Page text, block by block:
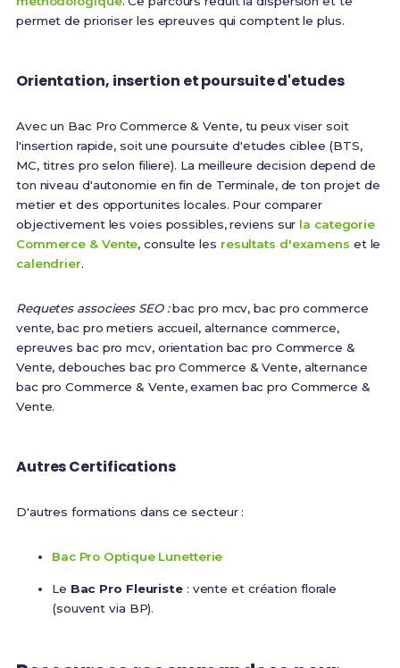
permet de prioriser les epreuves qui comptent le plus.
Orientation, insertion et poursuite d'etudes
Avec un Bac Pro Commerce & Vente, tu peux viser soit
l'insertion rapide, soit une poursuite d'etudes ciblee (BTS,
MC, titres pro selon filiere). La meilleure decision depend de
ton niveau d'autonomie en fin de Terminale, de ton projet de
metier et des opportunites locales. Pour comparer
objectivement les voies possibles, reviens sur la categorie
Commerce & Vente, consulte les resultats d'examens et le
calendrier.
Requetes associees SEO :bac pro mcv, bac pro commerce
vente, bac pro metiers accueil, alternance commerce,
epreuves bac pro mcv, orientation bac pro Commerce &
Vente, debouches bac pro Commerce & Vente, alternance
bac pro Commerce & Vente, examen bac pro Commerce &
Vente.
Autres Certifications
D'autres formations dans ce secteur :
Bac Pro Optique Lunetterie
Le Bac Pro Fleuriste: vente et création florale
(souvent via BP).